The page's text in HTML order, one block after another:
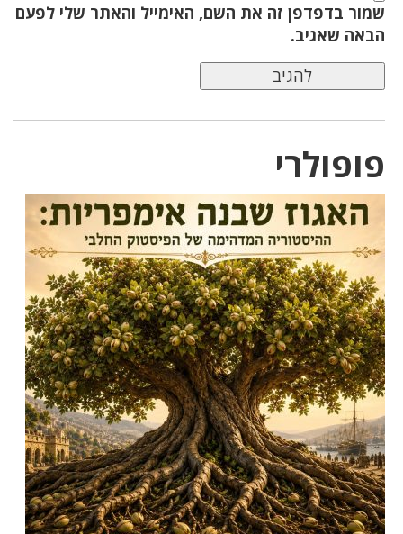
שמור בדפדפן זה את השם, האימייל והאתר שלי לפעם
הבאה שאגיב.
פופולרי